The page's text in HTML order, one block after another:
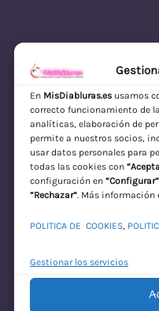
En MisDiabluras.esusamos
correcto funcionamiento de
analíticas, elaboración de
permite a nuestros socios,
usar datos personales para
todas las cookies con
configuración en “Configurar”
“Rechazar”. Más información
POLITICA DE COOKIES,
Gestionar los servicios
MisDiabluras |
Discreto en
Acceder